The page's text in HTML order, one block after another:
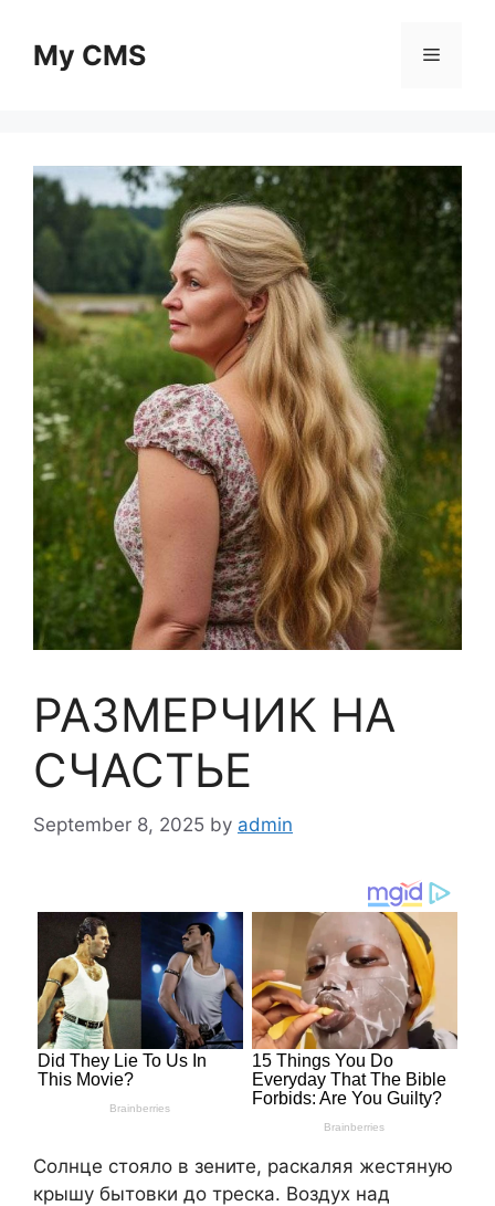
contentMy CMS Menu
РАЗМЕРЧИК НА
СЧАСТЬЕ
September 8, 2025 by admin
Солнце стояло в зените, раскаляя жестяную
крышу бытовки до треска. Воздух над